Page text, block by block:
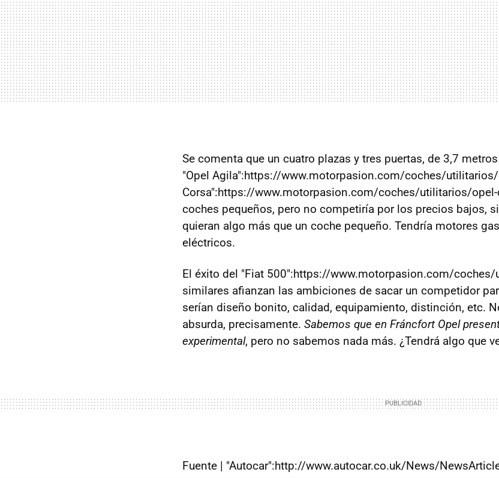
Se comenta que un cuatro plazas y tres puertas, de 3,7
"Opel Agila":https://www.motorpasion.com/coches/utilitarios/
Corsa":https://www.motorpasion.com/coches/utilitarios/
coches pequeños, pero no competiría por los precios bajos,
quieran algo más que un coche pequeño. Tendría motores
eléctricos.
El éxito del "Fiat 500":https://www.motorpasion.com/
similares afianzan las ambiciones de sacar un competidor
serían diseño bonito, calidad, equipamiento, distinción, etc.
absurda, precisamente. Sabemos que en Fráncfort Opel
experimental, pero no sabemos nada más. ¿Tendrá algo que
Fuente | "Autocar":http://www.autocar.co.uk/News/